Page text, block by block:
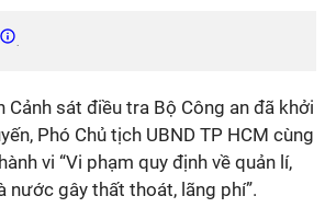
.
Cảnh sát điều tra Bộ Công an đã khởi
Phó Chủ tịch UBND TP HCM cùng
vi “Vi phạm quy định về quản lí,
nước gây thất thoát, lãng phí”.